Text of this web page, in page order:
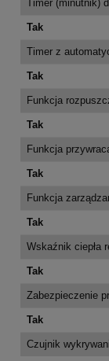
Timer (minutnik)
Tak
Timer z
Tak
Funkcja
Tak
Funkcja
Tak
Funkcja
Tak
Wskaźnik ciepła
Tak
Zabezpieczenie
Tak
Czujnik